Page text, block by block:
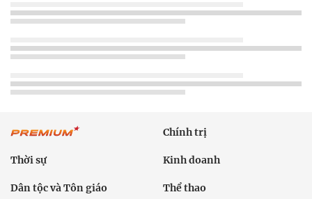
Chính trị
Thời sự Kinh doanh
Dân tộc và Tôn giáo Thể thao